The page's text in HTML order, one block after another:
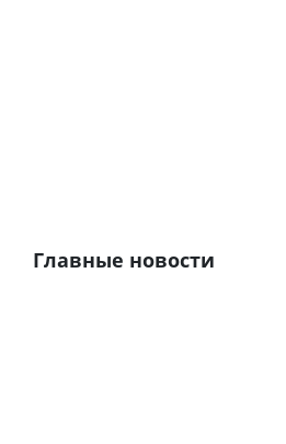
Главные новости